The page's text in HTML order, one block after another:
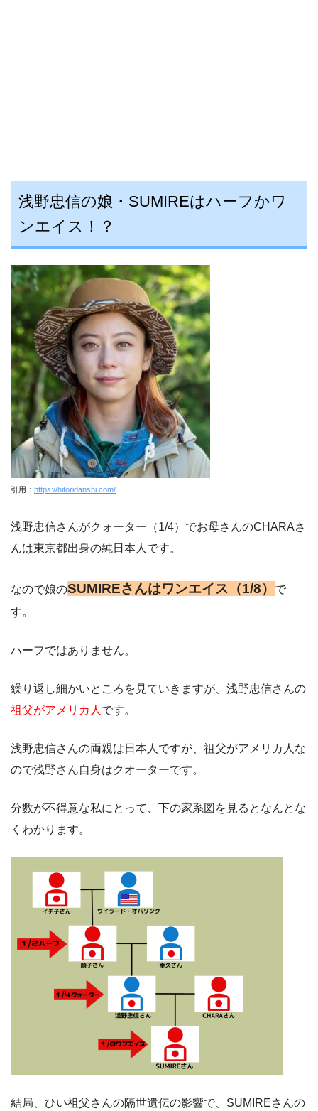
浅野忠信の娘・ SUMIREはハーフかワ
ンエイス！？
引用： https://hitoridanshi.com/
浅野忠信さんがクォーター（1/4）でお母さんのCHARAさ
んは東京都出身の純日本人です。
なので娘のSUMIREさんはワンエイス（1/8）
で
す。
ハーフではありません。
繰り返し細かいところを見ていきますが、浅野忠信さんの
祖父がアメリカ人 です。
浅野忠信さんの両親は日本人ですが、祖父がアメリカ人な
ので浅野さん自身はクオーターです。
分数が不得意な私にとって、下の家系図を見るとなんとな
くわかります。
結局、ひい祖父さんの隔世遺伝の影響で、SUMIREさんの